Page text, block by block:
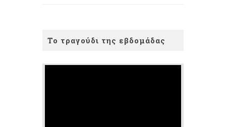
Το τραγούδι της εβδομάδας